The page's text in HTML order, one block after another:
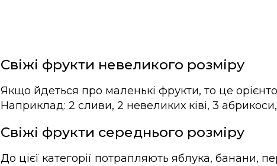
Свіжі фрукти невеликого розміру
Якщо йдеться про маленькі фрукти, то це
Наприклад: 2 сливи, 2 невеликих ківі, 3
Свіжі фрукти середнього розміру
До цієї категорії потрапляють яблука, банани,